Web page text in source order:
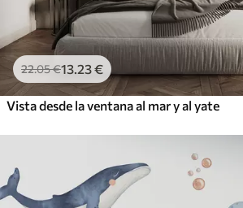
22.05€13.23€
Vista desde la ventana al mar y al yate